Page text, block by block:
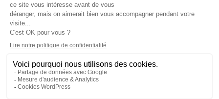
Contactez-nous-Mentions légales-CGV-Politique de
confidentialité-Gestion des cookies